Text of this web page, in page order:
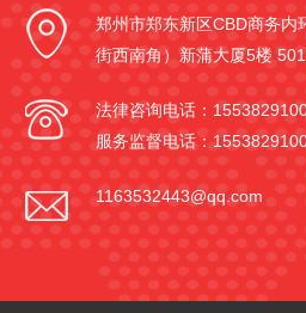
郑州市郑东新区CBD商务内
街西南角）新蒲大厦5楼
法律咨询电话：
服务监督电话：
1163532443@qq.com